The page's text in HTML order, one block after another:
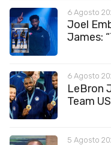
6 Agosto
Joel
James:
6 Agosto
LeBron
Team
5 Agosto